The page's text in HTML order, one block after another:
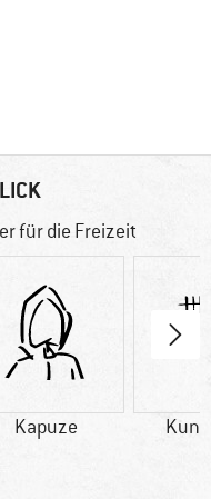
Infos hier! Öffnet
für die Freizeit
Kapuze